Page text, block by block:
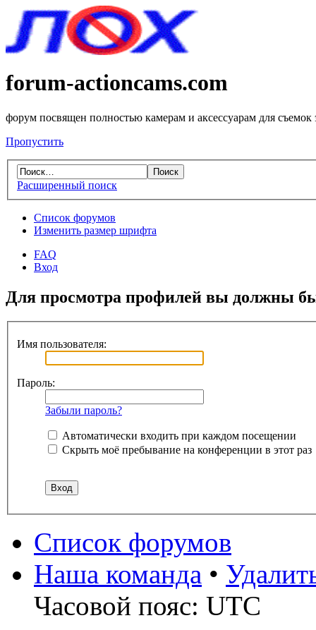
forum-actioncams.com
форум посвящен полностью камерам и аксессуарам для съемок
Пропустить
Расширенный поиск
Список форумов
Изменить размер шрифта
FAQ
Вход
Для просмотра профилей вы должны
Имя пользователя:
Пароль:
Забыли пароль?
Автоматически входить при каждом посещении
Скрыть моё пребывание на конференции в этот раз
Список форумов
Наша команда •
Часовой пояс: UTC